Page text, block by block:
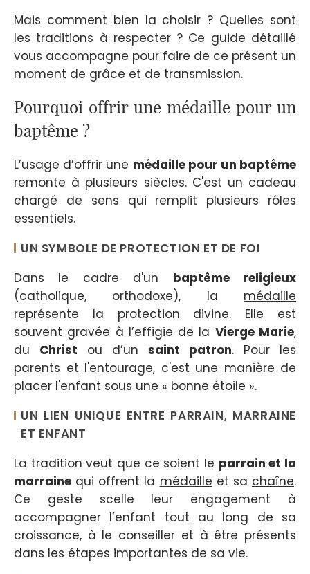
Mais comment bien la choisir ? Quelles sont
les traditions à respecter ? Ce guide détaillé
vous accompagne pour faire de ce présent un
moment de grâce et de transmission.
Pourquoi offrir une médaille pour un
baptême ?
L’usage d’offrir une médaille pour un baptême
remonte à plusieurs siècles. C'est un cadeau
chargé de sens qui remplit plusieurs rôles
essentiels.
UN SYMBOLE DE PROTECTION ET DE FOI
Dans le cadre d'un baptême religieux
(catholique, orthodoxe), la médaille
représente la protection divine. Elle est
souvent gravée à l’effigie de la Vierge Marie,
du Christ ou d’un saint patron. Pour les
parents et l'entourage, c'est une manière de
placer l'enfant sous une « bonne étoile ».
UN LIEN UNIQUE ENTRE PARRAIN, MARRAINE
ET ENFANT
La tradition veut que ce soient le parrain et la
marraine qui offrent la médaille et sa chaîne.
Ce geste scelle leur engagement à
accompagner l’enfant tout au long de sa
croissance, à le conseiller et à être présents
dans les étapes importantes de sa vie.